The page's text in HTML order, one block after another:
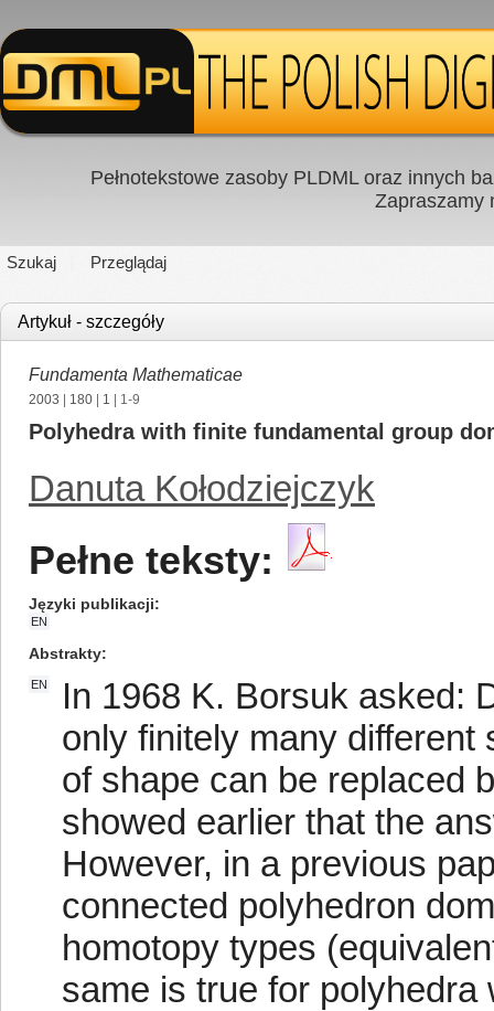
Pełnotekstowe zasoby PLDML oraz innych
Zapraszamy
Szukaj Przeglądaj
Artykuł - szczegóły
Fundamenta Mathematicae
2003 180 1 | 1-9
Polyhedra with finite fundamental group
Danuta Kołodziejczyk
Pełne teksty:
Języki publikacji
EN
Abstrakty
EN
In 1968 K. Borsuk asked:
only finitely many
of shape can be replaced
showed earlier that the
However, in a previous
connected polyhedron
homotopy types
same is true for polyhedra